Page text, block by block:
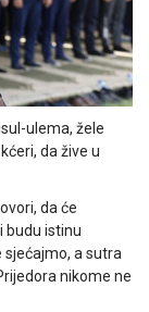
ulema, žele
da žive u
da će
budu istinu
sjećajmo, a sutra
nikome ne